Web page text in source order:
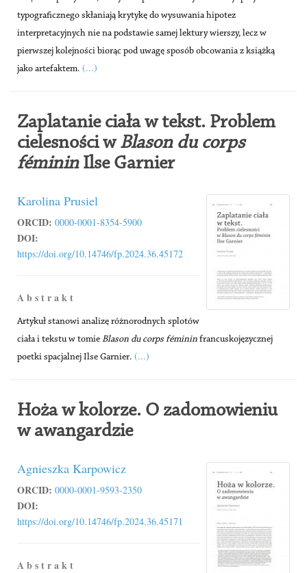
typograficznego skłaniają krytykę do wysuwania hipotez
interpretacyjnych nie na podstawie samej lektury wierszy, lecz w
pierwszej kolejności biorąc pod uwagę sposób obcowania z książką
jako artefaktem. (...)
Zaplatanie ciała w tekst. Problem
cielesności wBlason du corps
fémininIlse Garnier
Karolina Prusiel
ORCID: 0000-0001-8354-5900
DOI:
https://doi.org/10.14746/fp.2024.36.45172
A b s t r a k t
Artykuł stanowi analizę różnorodnych splotów
ciała i tekstu w tomie Blason du corps féminin francuskojęzycznej
poetki spacjalnej Ilse Garnier. (...)
Hoża w kolorze. O zadomowieniu
w awangardzie
Agnieszka Karpowicz
ORCID: 0000-0001-9593-2350
DOI:
https://doi.org/10.14746/fp.2024.36.45171
A b s t r a k t